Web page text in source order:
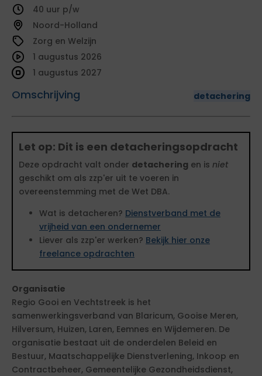
40
Noord-Holland
Zorg en Welzijn
Omschrijving detachering
1 augustus 2026
1 augustus 2027
Let op: Dit is een detacheringsopdracht
Deze opdracht valt onder detachering en is niet
geschikt om als zzp'er uit te voeren in
overeenstemming met de Wet DBA.
Wat is detacheren? Dienstverband met de
vrijheid van een ondernemer
Liever als zzp'er werken? Bekijk hier onze
freelance opdrachten
Organisatie
Regio Gooi en Vechtstreek is het
samenwerkingsverband van Blaricum, Gooise Meren,
Hilversum, Huizen, Laren, Eemnes en Wijdemeren. De
organisatie bestaat uit de onderdelen Beleid en
Bestuur, Maatschappelijke Dienstverlening, Inkoop en
Contractbeheer, Gemeentelijke Gezondheidsdienst,